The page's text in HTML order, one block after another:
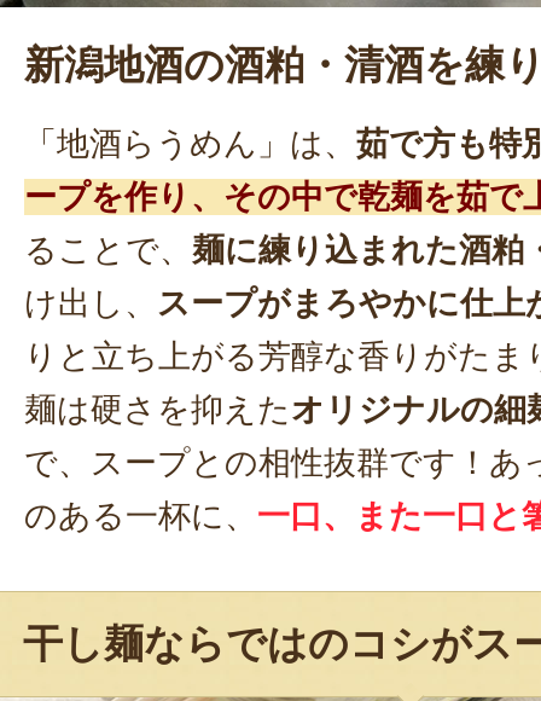
新潟地酒の酒粕・清酒を練
「地酒らうめん」は、 茹で方も特
ープを作り、その中で乾麺を茹で
ることで、 麺に練り込まれた酒粕
け出し、 スープがまろやかに仕上
りと立ち上がる芳醇な香りがたま
麺は硬さを抑えたオリジナルの細
で、スープとの相性抜群です！あ
のある一杯に、 一口、また一口と
干し麺ならではのコシがス